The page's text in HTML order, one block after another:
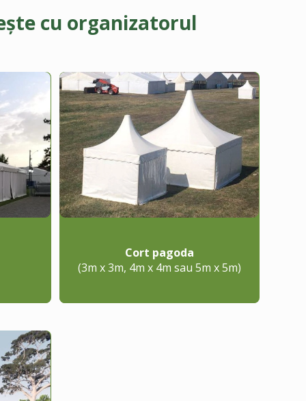
cu organizatorul
Cort pagoda
(3m x 3m, 4m x 4m sau 5m x 5m)